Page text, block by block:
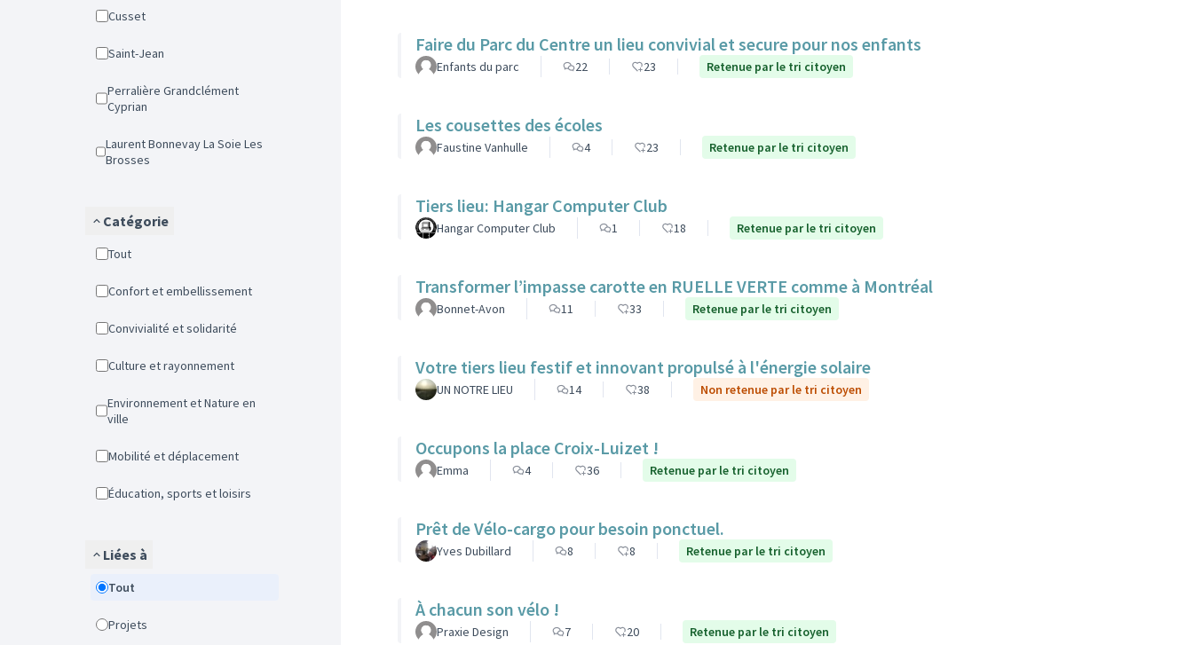
Cusset
Saint-Jean
Perralière Grandclément
Cyprian
Laurent Bonnevay La Soie Les
Brosses
Catégorie
Tout
Confort et embellissement
Convivialité et solidarité
Culture et rayonnement
Environnement et Nature en
ville
Mobilité et déplacement
Éducation, sports et loisirs
Liées à
Tout
Projets
Faire du Parc du Centre un lieu convivial et secure pour nos enfants
Enfants du parc 22 23 Retenue par le tri citoyen
Les cousettes des écoles
Faustine Vanhulle 4 23 Retenue par le tri citoyen
Tiers lieu: Hangar Computer Club
Hangar Computer Club 1 18 Retenue par le tri citoyen
Transformer l’impasse carotte en RUELLE VERTE comme à Montréal
Bonnet-Avon 11 33 Retenue par le tri citoyen
Votre tiers lieu festif et innovant propulsé à l'énergie solaire
UN NOTRE LIEU 14 38 Non retenue par le tri citoyen
Occupons la place Croix-Luizet !
Emma 4 36 Retenue par le tri citoyen
Prêt de Vélo-cargo pour besoin ponctuel.
Yves Dubillard 8 8 Retenue par le tri citoyen
À chacun son vélo !
Praxie Design 7 20 Retenue par le tri citoyen